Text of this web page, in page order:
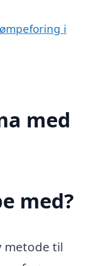
i
med
med?
metode til